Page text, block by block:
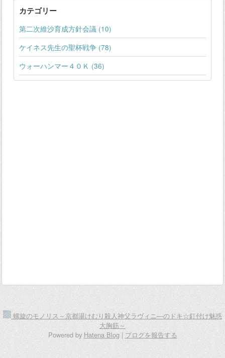
カテゴリー
第二次維沙育成方針会議 (10)
ケイネス先生の聖杯戦争 (78)
ウォーハンマー４０Ｋ (36)
螺旋のモノリス～京都湯けむり殺人神父ラヴィニ―のドキ☆釘付け魅惑
大胸筋～
Powered by Hatena Blog| ブログを報告する